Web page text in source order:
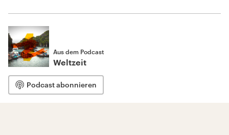
Aus dem Podcast
Weltzeit
Podcast abonnieren